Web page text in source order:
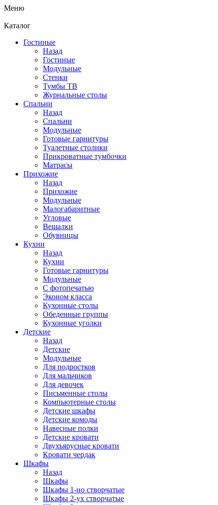
Меню
Каталог
Гостиные
Назад
Гостиные
Модульные
Стенки
Тумбы ТВ
Журнальные столы
Спальни
Назад
Спальни
Модульные
Готовые гарнитуры
Туалетные столики
Прикроватные тумбочки
Матрасы
Прихожие
Назад
Прихожие
Модульные
Малогабаритные
Угловые
Вешалки
Обувницы
Кухни
Назад
Кухни
Готовые гарнитуры
Модульные
С фотопечатью
Эконом класса
Кухонные столы
Обеденные группы
Кухонные уголки
Детские
Назад
Детские
Модульные
Для подростков
Для мальчиков
Для девочек
Письменные столы
Компьютерные столы
Детские шкафы
Детские комоды
Навесные полки
Детские кровати
Двухъярусные кровати
Кровати чердак
Шкафы
Назад
Шкафы
Шкафы 1-но створчатые
Шкафы 2-ух створчатые